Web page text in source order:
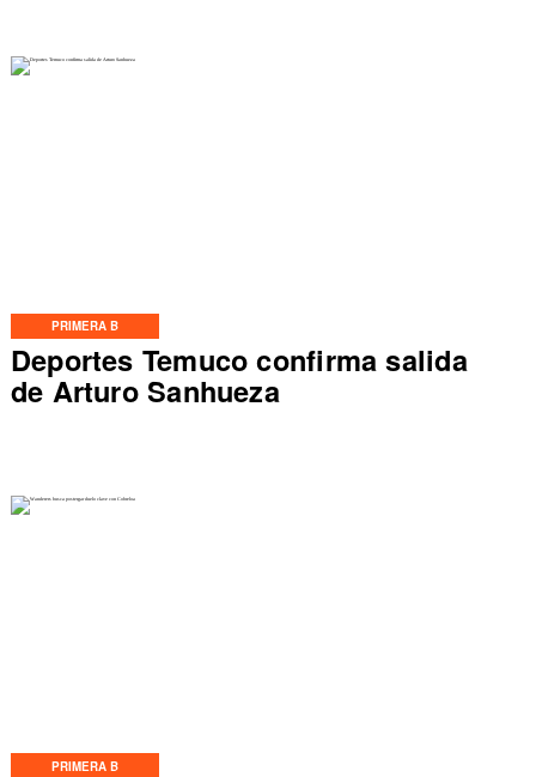
PRIMERA B
Deportes Temuco confirma salida
de Arturo Sanhueza
PRIMERA B